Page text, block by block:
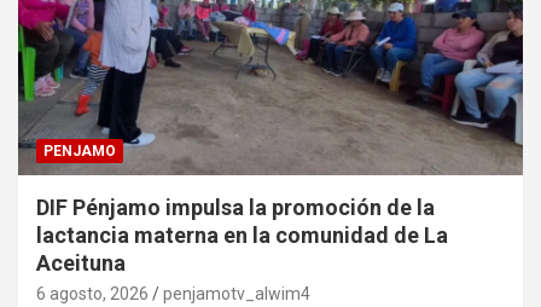
PENJAMO
DIF Pénjamo impulsa la promoción de la
lactancia materna en la comunidad de La
Aceituna
6 agosto, 2026 penjamotv_alwim4